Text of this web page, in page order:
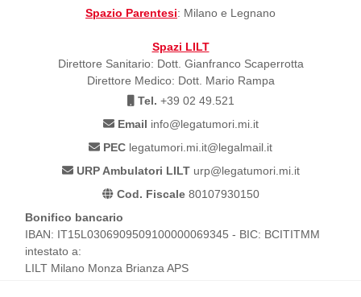
Spazio Parentesi: Milano e Legnano
Spazi LILT
Direttore Sanitario: Dott. Gianfranco Scaperrotta
Direttore Medico: Dott. Mario Rampa
Tel. +39 02 49.521
Email info@legatumori.mi.it
PEC legatumori.mi.it@legalmail.it
URP Ambulatori LILTurp@legatumori.mi.it
Cod. Fiscale80107930150
Bonifico bancario
IBAN: IT15L0306909509100000069345 - BIC: BCITITMM
intestato a:
LILT Milano Monza Brianza APS